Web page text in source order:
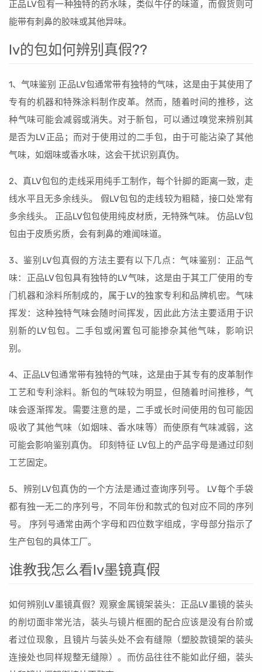
正品LV包有一种独特的药水味，类似牛仔的味道，而假货则可
能带有刺鼻的胶味或其他异味。
lv的包如何辨别真假??
1、气味鉴别 正品LV包通常带有独特的气味，这是由于其使用了
专有的机器和特殊涂料制作皮革。然而，随着时间的推移，这
种气味可能会减弱或消失。对于新包，可以通过嗅觉来辨别其
是否为LV正品；而对于使用过的二手包，由于可能沾染了其他
气味，如烟味或香水味，这会干扰识别真伪。
2、真LV包包的走线采用纯手工制作，每个针脚的距离一致，走
线水平且无多余线头。 假LV包包的走线较为粗糙，接口处常有
多余线头。 正品LV包包使用纯皮材质，无特殊气味。 仿品LV包
包由于皮质劣质，会有刺鼻的难闻味道。
3、鉴别LV包真假的方法主要有以下几点：气味鉴别：正品气
味：正品LV包包具有独特的LV气味，这是由于其工厂使用的专
门机器和涂料所制成的，属于LV的独家专利和品牌机密。气味
挥发：这种独特气味会随时间挥发，因此此方法主要适用于识
别新的LV包包。二手包或闲置包可能掺杂其他气味，影响识
别。
4、正品LV包通常带有独特的气味，这是由于其专有的皮革制作
工艺和专利涂料。新包的气味较为明显，但随着时间推移，气
味会逐渐挥发。需要注意的是，二手或长时间使用的包可能因
吸收了其他气味（如烟味、香水味等）而使原有气味减弱，这
可能会影响鉴别真伪。 印刻特征 LV包上的产品字母是通过印刻
工艺固定。
5、辨别LV包真伪的一个方法是通过查询序列号。 LV每个手袋
都有独一无二的序列号，不同年份和款式的包对应不同的序列
号。 序列号通常由两个字母和四位数字组成，字母部分指示了
生产包包的具体工厂。
谁教我怎么看lv墨镜真假
如何辨别LV墨镜真假？观察金属镜架装头：正品LV墨镜的装头
的削切面非常光洁，装头与镜片框圈的配合应该是没有台阶或
者过位现象，且镜片与装头处不会有缝隙（塑胶款镜架的装头
连接处也同样规整无缝隙）。而仿品往往不能如此仔细，装头